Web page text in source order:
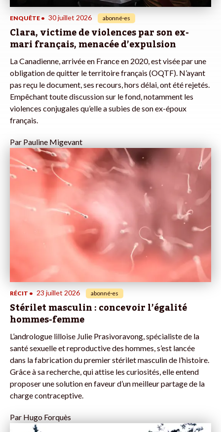
ENQUÊTE • 30 juillet 2026 abonné·es
Clara, victime de violences par son ex-
mari français, menacée d’expulsion
La Canadienne, arrivée en France en 2020, est visée par une
obligation de quitter le territoire français (OQTF). N’ayant
pas reçu le document, ses recours, hors délai, ont été rejetés.
Empêchant toute discussion sur le fond, notamment les
violences conjugales qu’elle a subies de son ex-époux
français.
Par Pauline Migevant
RÉCIT • 23 juillet 2026 abonné·es
Stérilet masculin : concevoir l’égalité
hommes-femme
L’andrologue lilloise Julie Prasivoravong, spécialiste de la
santé sexuelle et reproductive des hommes, s’est lancée
dans la fabrication du premier stérilet masculin de l’histoire.
Grâce à sa recherche, qui attise les curiosités, elle entend
proposer une solution en faveur d’un meilleur partage de la
charge contraceptive.
Par Hugo Forquès